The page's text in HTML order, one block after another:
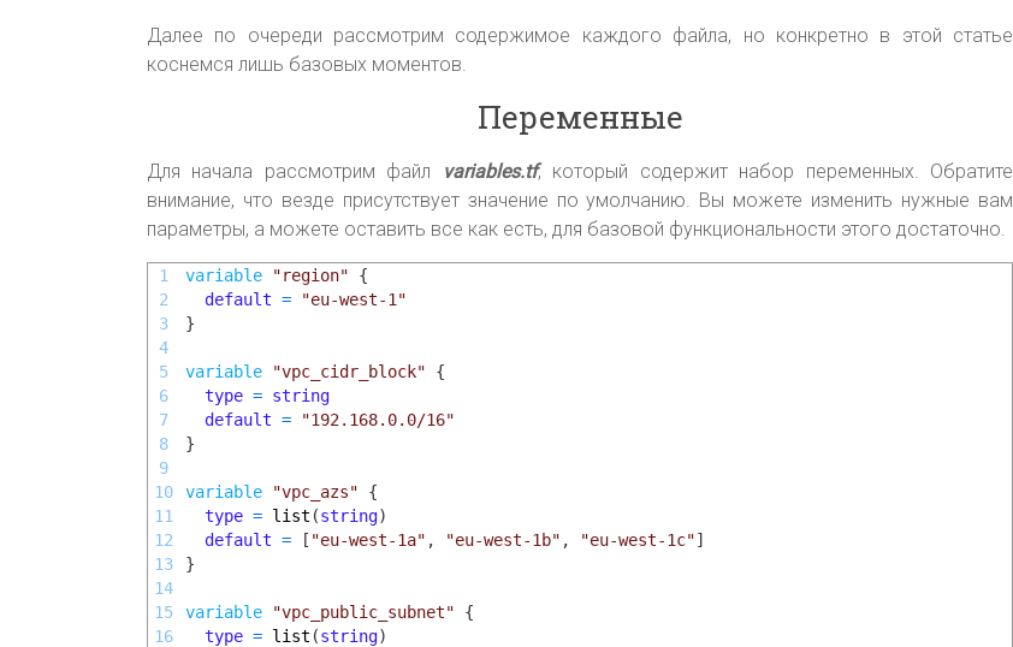
Далее по очереди рассмотрим содержимое каждого файла, но конкретно в этой статье
коснемся лишь базовых моментов.
Переменные
Для начала рассмотрим файл variables.tf, который содержит набор переменных. Обратите
внимание, что везде присутствует значение по умолчанию. Вы можете изменить нужные вам
параметры, а можете оставить все как есть, для базовой функциональности этого достаточно.
1
2
3
4
5
6
7
8
9
10
11
12
13
14
15
16
variable "region"
{
default =
"eu-west-1"
}
variable "vpc_cidr_block"
{
type = string
default =
"192.168.0.0/16"
}
variable "vpc_azs"
{
type = list (string)
default = [ "eu-west-1a" , "eu-west-1b" , "eu-west-1c"]
}
variable "vpc_public_subnet"
{
type = list (string)